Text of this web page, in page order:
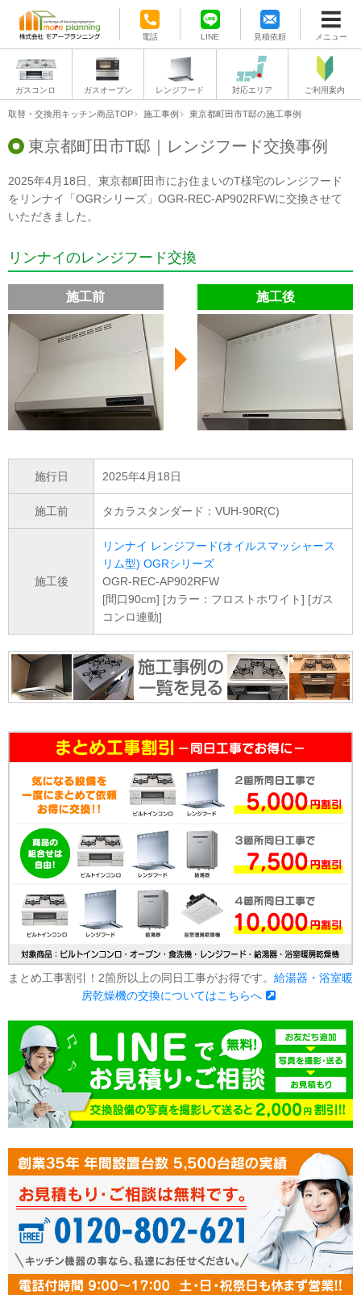
電話 LINE 見積依頼 メニュー
ガスコンロ ガスオーブン レンジフード 対応エリア ご利用案内
取替・交換用キッチン商品TOP 施工事例 東京都町田市T邸の施工事例
東京都町田市T邸｜レンジフード交換事例
2025年4月18日、東京都町田市にお住まいのT様宅のレンジフード
をリンナイ「OGRシリーズ」OGR-REC-AP902RFWに交換させて
いただきました。
リンナイのレンジフード交換
施工前 施工後
施行日 2025年4月18日
施工前 タカラスタンダード：VUH-90R(C)
施工後
リンナイ レンジフード(オイルスマッシャース
リム型) OGRシリーズ
OGR-REC-AP902RFW
[間口90cm] [カラー：フロストホワイト] [ガス
コンロ連動]
まとめ工事割引！2箇所以上の同日工事がお得です。 給湯器・浴室暖
房乾燥機の交換についてはこちらへ